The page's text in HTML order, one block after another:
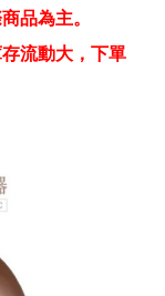
品為主。
流動大，下單